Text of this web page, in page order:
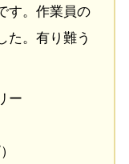
す。作業員の
た。有り難う
ー